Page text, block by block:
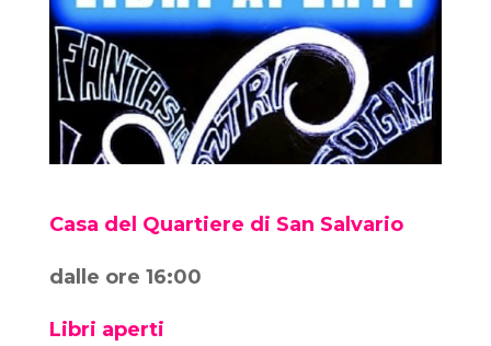
Casa del Quartiere di San Salvario
dalle ore 16:00
Libri aperti